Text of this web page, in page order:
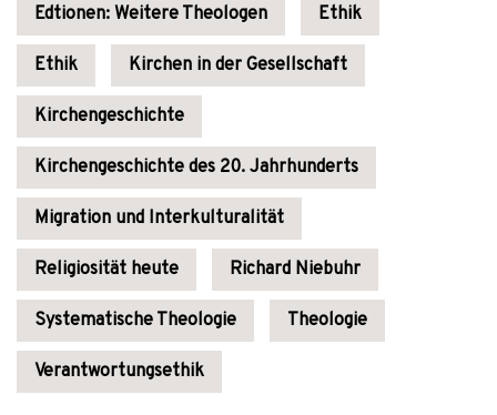
Edtionen: Weitere Theologen Ethik
Ethik Kirchen in der Gesellschaft
Kirchengeschichte
Kirchengeschichte des 20. Jahrhunderts
Migration und Interkulturalität
Religiosität heute Richard Niebuhr
Systematische Theologie Theologie
Verantwortungsethik